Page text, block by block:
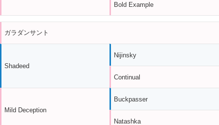
Bold Example
ガラダンサント
Shadeed
Mild Deception
Nijinsky
Continual
Buckpasser
Natashka